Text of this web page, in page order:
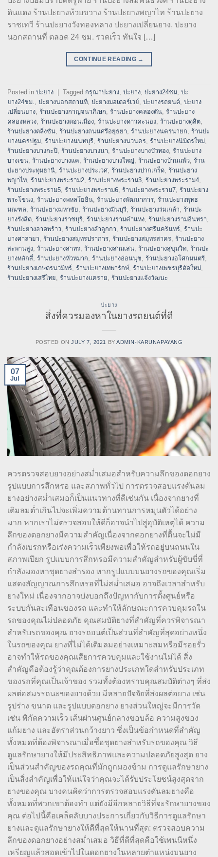
ดินแดง ร้านปะยางห้วยขวาง ร้านปะยางพญาไท ร้านปะยาง
ราชเทวี ร้านปะยางวังทองหลาง ปะยางเปลี่ยนยาง, ปะยาง
นอกสถานที่ ตลอด 24 ชม. รวดเร็ว ทันใจ […]
CONTINUE READING →
Posted in ปะยาง Tagged กรุณาปะยาง, ปะยาง, ปะยาง24ชม, ปะ
ยาง24ชม., ปะยางนอกสถานที่, ปะยางมอเตอร์เวย์, ปะยางรถยนต์, ปะยาง
เปลี่ยนยาง, ร้านปะยางกาญจนาภิเษก, ร้านปะยางคลองตัน, ร้านปะยาง
คลองหลวง, ร้านปะยางดอนเมือง, ร้านปะยางดาวคะนอง, ร้านปะยางดุสิต,
ร้านปะยางตลิ่งชัน, ร้านปะยางถนนศรีอยุธยา, ร้านปะยางนครนายก, ร้านปะ
ยางนครปฐม, ร้านปะยางนนทบุรี, ร้านปะยางนวนคร, ร้านปะยางนิมิตรใหม่,
ร้านปะยางบางกะปิ, ร้านปะยางบางนา, ร้านปะยางบางบัวทอง, ร้านปะยาง
บางเขน, ร้านปะยางบางแค, ร้านปะยางบางใหญ่, ร้านปะยางบ้านแพ้ว, ร้าน
ปะยางประทุมธานี, ร้านปะยางประเวศ, ร้านปะยางปากเกร็ด, ร้านปะยาง
พญาไท, ร้านปะยางพระราม2, ร้านปะยางพระราม3, ร้านปะยางพระราม4,
ร้านปะยางพระราม5, ร้านปะยางพระราม6, ร้านปะยางพระราม7, ร้านปะยาง
พระโขนง, ร้านปะยางพหลโยธิน, ร้านปะยางพัฒนาการ, ร้านปะยางพุทธ
มณฑล, ร้านปะยางมหาชัย, ร้านปะยางมีนบุรี, ร้านปะยางร่มเกล้า, ร้านปะ
ยางรังสิต, ร้านปะยางราชบุรี, ร้านปะยางรามคำแหง, ร้านปะยางรามอินทรา,
ร้านปะยางลาดพร้าว, ร้านปะยางลำลูกกา, ร้านปะยางศรีนครินทร์, ร้านปะ
ยางศาลายา, ร้านปะยางสมุทรปราการ, ร้านปะยางสมุทรสาคร, ร้านปะยาง
สะพานสูง, ร้านปะยางสาทร, ร้านปะยางสามเสน, ร้านปะยางสุขุมวิท, ร้านปะ
ยางหลักสี่, ร้านปะยางหัวหมาก, ร้านปะยางอ่อนนุช, ร้านปะยางอโศกมนตรี,
ร้านปะยางเกษตรนวมิทร์, ร้านปะยางเทพารักษ์, ร้านปะยางเพชรบุรีตัดใหม่,
ร้านปะยางเสรีไทย, ร้านปะยางแคราย, ร้านปะยางแจ้งวัฒนะ
ปะยาง
สิ่งที่ควรมองหาในยางรถยนต์ที่ดี
POSTED ONJULY 7, 2021 BYADMIN-KARUNAPAYANG
07
Jul
ควรตรวจสอบยางอย่างสม่ำเสมอสำหรับความลึกของดอกยาง
รูปแบบการสึกหรอ และสภาพทั่วไป การตรวจสอบแรงดันลม
ยางอย่างสม่ำเสมอก็เป็นแนวทางที่ดีเช่นกัน เนื่องจากยางที่
เติมลมต่ำเกินไปจะเพิ่มความต้านทานการหมุนตัวได้อย่าง
มาก หากเราไม่ตรวจสอบให้ดีก็อาจนำไปสู่อุบัติเหตุได้ ความ
ลึกของดอกยางมีความสำคัญเนื่องจากดอกยางที่ตื้นจะไม่มี
กำลังเบรกหรือเร่งความเร็วเพียงพอเพื่อให้รถอยู่บนถนนใน
สภาพเปียก รูปแบบการสึกหรอมีความสำคัญสำหรับผู้ขับขี่ที่
กำลังมองหาชุดยางสำรอง หากรูปแบบบนยางรถของคุณเริ่ม
แสดงสัญญาณการสึกหรอที่ไม่สม่ำเสมอ อาจถึงเวลาสำหรับ
ยางใหม่ เนื่องจากอาจบ่งบอกถึงปัญหากับการตั้งศูนย์หรือ
ระบบกันสะเทือนของรถ และทำให้ลักษณะการควบคุมรถใน
รถของคุณไม่ปลอดภัย คุณสมบัติยางที่สำคัญที่ควรพิจารณา
สำหรับรถของคุณ ยางรถยนต์เป็นส่วนที่สำคัญที่สุดอย่างหนึ่ง
ในรถของคุณ ยางที่ไม่ได้เติมลมอย่างเหมาะสมหรือมีรอยรั่ว
อาจทำให้รถของคุณเสียการควบคุมและใช้งานไม่ได้ สิ่ง
สำคัญคือต้องรู้ว่าคุณต้องการยางประเภทใดสำหรับประเภท
ของรถที่คุณเป็นเจ้าของ รวมทั้งต้องทราบคุณสมบัติต่างๆ ที่ส่ง
ผลต่อสมรรถนะของยางด้วย มีหลายปัจจัยที่ส่งผลต่อยาง เช่น
รูปร่าง ขนาด และรูปแบบดอกยาง ยางส่วนใหญ่จะมีการวัด
เช่น พิกัดความเร็ว เส้นผ่านศูนย์กลางขอบล้อ ความสูงของ
แก้มยาง และอัตราส่วนกว้างยาว ซึ่งเป็นข้อกำหนดที่สำคัญ
ทั้งหมดที่ต้องพิจารณาเมื่อซื้อชุดยางสำหรับรถของคุณ วิธี
ดูแลรักษายางให้มีประสิทธิภาพและความปลอดภัยสูงสุด ยาง
เป็นส่วนสำคัญของรถคุณที่มักถูกมองข้าม การดูแลรักษายาง
เป็นสิ่งสำคัญเพื่อให้แน่ใจว่าคุณจะได้รับประโยชน์สูงสุดจาก
ยางของคุณ บางคนคิดว่าการตรวจสอบแรงดันลมยางคือ
ทั้งหมดที่พวกเขาต้องทำ แต่ยังมีอีกหลายวิธีที่จะรักษายางของ
คุณ ต่อไปนี้คือเคล็ดลับบางประการเกี่ยวกับวิธีการดูแลรักษา
ยางและดูแลรักษายางให้ดีที่สุดให้นานที่สุด: ตรวจสอบความ
ลึกของดอกยางอย่างสม่ำเสมอ วิธีที่ดีที่สุดคือใช้เพนนีหนึ่ง
เหรียญแล้วสอดเข้าไปในดอกยางในหลายตำแหน่งบนยาง